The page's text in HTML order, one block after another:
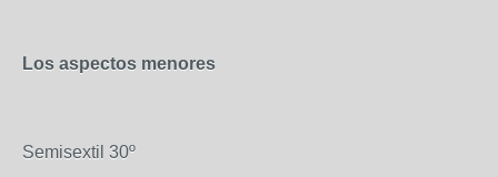
Los aspectos menores
Semisextil 30º